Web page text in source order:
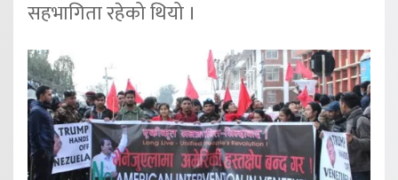
सहभागिता रहेको थियो ।